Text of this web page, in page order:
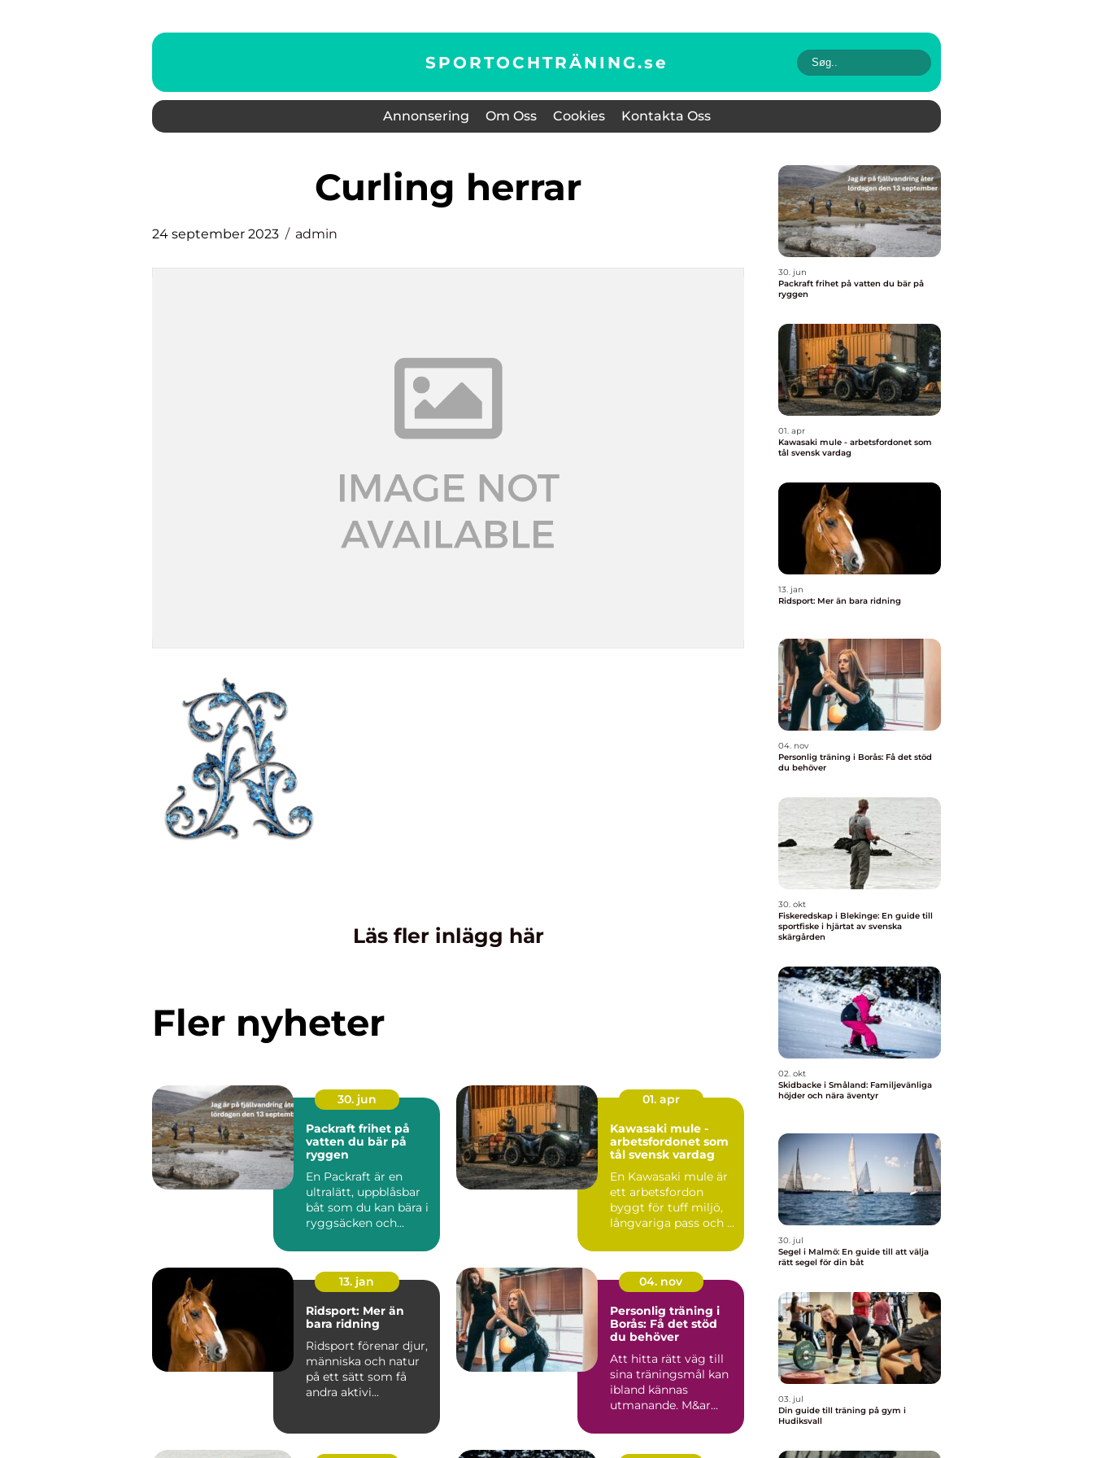
SPORTOCHTRÄNING.se
Annonsering Om Oss Cookies Kontakta Oss
curling herrar
24 september 2023 admin
Läs fler inlägg här
Fler nyheter
30. jun
Packraft frihet på
vatten du bär på
ryggen
En Packraft är en
ultralätt, uppblåsbar
båt som du kan bära i
ryggsäcken och
älvar...
01. apr
Kawasaki mule -
arbetsfordonet som
tål svensk vardag
En Kawasaki mule är
ett arbetsfordon
byggt för tuff miljö,
långvariga pass och ...
13. jan
Ridsport: Mer än
bara ridning
Ridsport förenar djur,
människa och natur
på ett sätt som få
andra aktivi...
04. nov
Personlig träning i
Borås: Få det stöd
du behöver
Att hitta rätt väg till
sina träningsmål kan
ibland kännas
utmanande. M&ar...
30. jun
Packraft frihet på vatten du bär på
ryggen
01. apr
Kawasaki mule - arbetsfordonet som
tål svensk vardag
13. jan
Ridsport: Mer än bara ridning
04. nov
Personlig träning i Borås: Få det stöd
du behöver
30. okt
Fiskeredskap i Blekinge: En guide till
sportfiske i hjärtat av svenska
skärgården
02. okt
Skidbacke i Småland: Familjevänliga
höjder och nära äventyr
30. jul
Segel i Malmö: En guide till att välja
rätt segel för din båt
03. jul
Din guide till träning på gym i
Hudiksvall